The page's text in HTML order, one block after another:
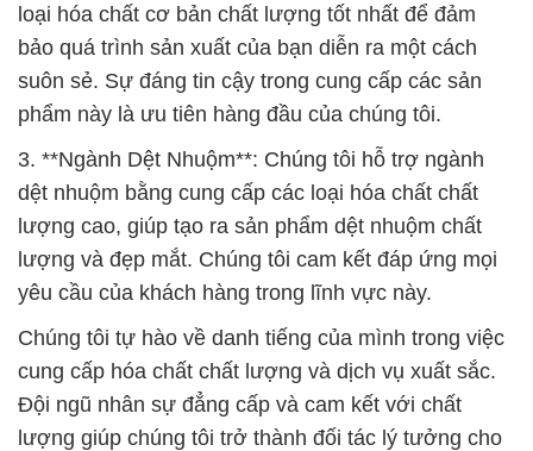
loại hóa chất cơ bản chất lượng tốt nhất để đảm
bảo quá trình sản xuất của bạn diễn ra một cách
suôn sẻ. Sự đáng tin cậy trong cung cấp các sản
phẩm này là ưu tiên hàng đầu của chúng tôi.
3. **Ngành Dệt Nhuộm**: Chúng tôi hỗ trợ ngành
dệt nhuộm bằng cung cấp các loại hóa chất chất
lượng cao, giúp tạo ra sản phẩm dệt nhuộm chất
lượng và đẹp mắt. Chúng tôi cam kết đáp ứng mọi
yêu cầu của khách hàng trong lĩnh vực này.
Chúng tôi tự hào về danh tiếng của mình trong việc
cung cấp hóa chất chất lượng và dịch vụ xuất sắc.
Đội ngũ nhân sự đẳng cấp và cam kết với chất
lượng giúp chúng tôi trở thành đối tác lý tưởng cho